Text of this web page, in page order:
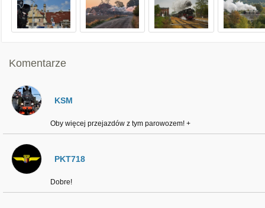
Komentarze
KSM
Oby więcej przejazdów z tym parowozem! +
PKT718
Dobre!